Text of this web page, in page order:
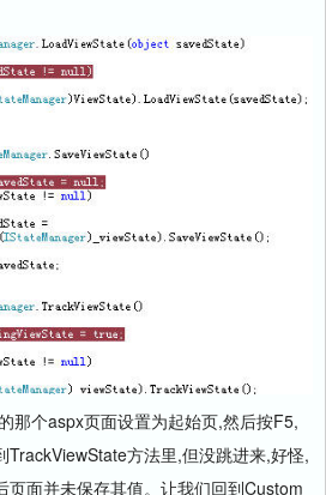
个aspx页面设置为起始页,然后按F5,
TrackViewState方法里,但没跳进来,好怪,
页面并未保存其值。让我们回到Custom